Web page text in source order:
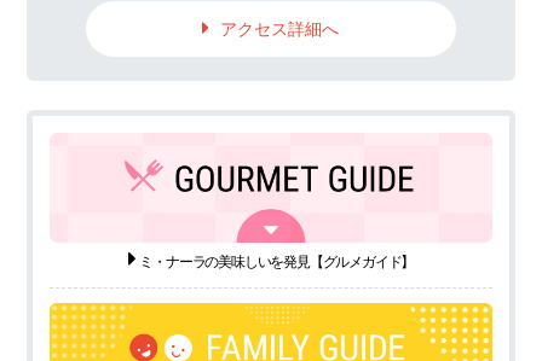
アクセス詳細へ
ミ・ナーラの美味しいを発見 【グルメガイド】